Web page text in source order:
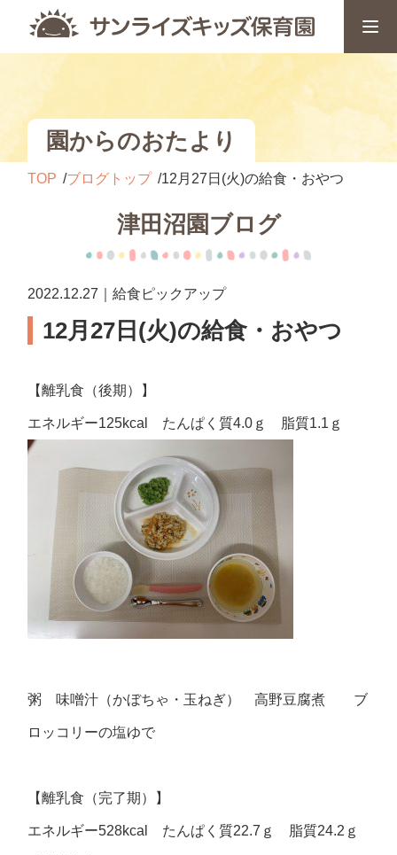
園からのおたより
TOP ブログトップ 12月27日(火)の給食・おやつ
津田沼園ブログ
2022.12.27｜給食ピックアップ
12月27日(火)の給食・おやつ
【離乳食（後期）】
エネルギー125kcal たんぱく質4.0ｇ 脂質1.1ｇ
粥 味噌汁（かぼちゃ・玉ねぎ） 高野豆腐煮 ブ
ロッコリーの塩ゆで
【離乳食（完了期）】
エネルギー528kcal たんぱく質22.7ｇ 脂質24.2ｇ